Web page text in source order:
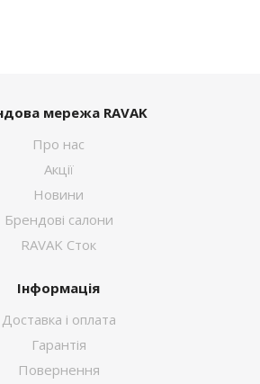
мережа RAVAK
Про нас
Акції
Новини
Брендові салони
RAVAK Сток
Інформація
Доставка і оплата
Гарантія
Повернення